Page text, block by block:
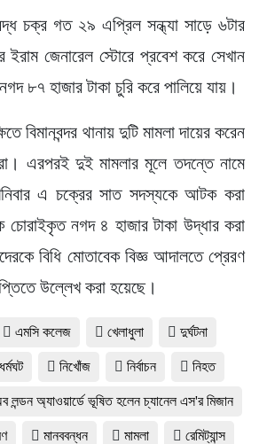
চক্র গত ২৯ এপ্রিল সন্ধ্যা সাড়ে ৬টার
ইরাম জেনারেল স্টোরে প্রবেশ করে সেখান
৮৭ হাজার টাকা চুরি করে পালিয়ে যায়।
বিমানবন্দর থানায় দুটি মামলা দায়ের করেন
এরপরই দুই মামলার মূলে তদন্তে নামে
এ চক্রের সাত সদস্যকে আটক করা
চোরাইকৃত নগদ ৪ হাজার টাকা উদ্ধার করা
বিধি মোতাবেক বিজ্ঞ আদালতে প্রেরণ
উল্লেখ করা হয়েছে।
এমসি কলেজ খেলাধুলা দুর্ঘটনা
ধর্মঘট নিখোঁজ নির্বাচন নিহত
লন্ডন অ্যাওয়ার্ডে ভূষিত হলেন চ্যানেল এস'র মিজান
মানববন্ধন মামলা রেমিট্যান্স